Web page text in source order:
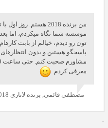
من برنده 2018 هستم.
موسسه شما نگاه میکردم، اما
تون رو دیدم، خیالم از بابت
پاسخگو هستین و بدون انتظارهای
معرفی کردم.
مصطفی قائمی, برنده لاتاری 2018 از تهران